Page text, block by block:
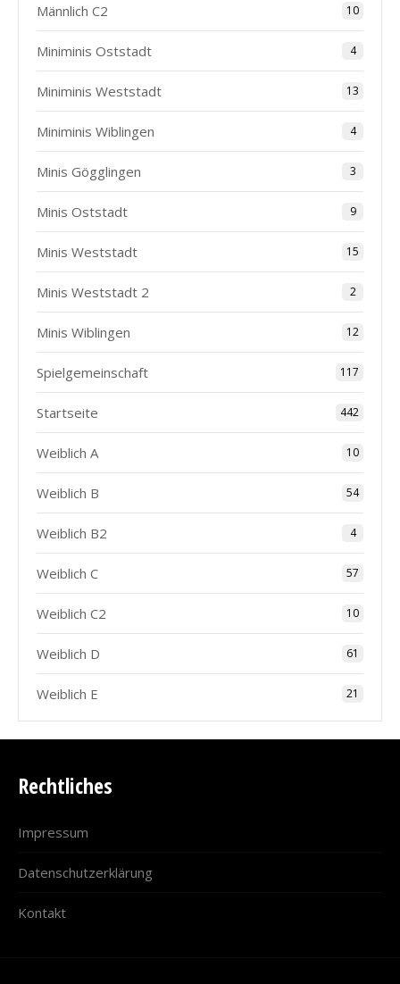
Männlich C2 10
Miniminis Oststadt 4
Miniminis Weststadt 13
Miniminis Wiblingen 4
Minis Gögglingen 3
Minis Oststadt 9
Minis Weststadt 15
Minis Weststadt 2 2
Minis Wiblingen 12
Spielgemeinschaft 117
Startseite 442
Weiblich A 10
Weiblich B 54
Weiblich B2 4
Weiblich C 57
Weiblich C2 10
Weiblich D 61
Weiblich E 21
Rechtliches
Impressum
Datenschutzerklärung
Kontakt